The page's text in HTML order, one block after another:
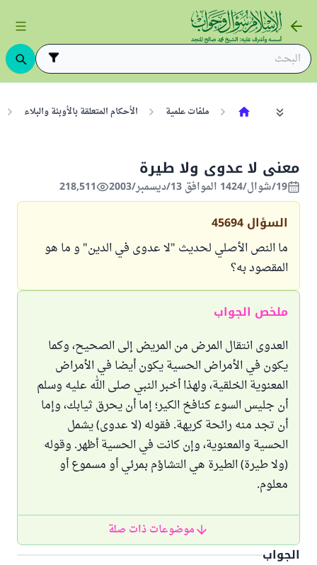
ملفات علمية الأحكام المتعلقة بالأوبئة والبلاء
معنى لا عدوى ولا طيرة
19/شوال/1424 الموافق 13/ديسمبر/2003 218,511
السؤال 45694
ما النص الأصلي لحديث "لا عدوى في الدين" و ما هو
المقصود به؟
ملخص الجواب
العدوى انتقال المرض من المريض إلى الصحيح، وكما
يكون في الأمراض الحسية يكون أيضا في الأمراض
المعنوية الخلقية، ولهذا أخبر النبي صلى الله عليه وسلم
أن جليس السوء كنافخ الكير؛ إما أن يحرق ثيابك، وإما
أن تجد منه رائحة كريهة. فقوله (لا عدوى) يشمل
الحسية والمعنوية، وإن كانت في الحسية أظهر. وقوله
(ولا طيرة) الطيرة هي التشاؤم بمرئي أو مسموع أو
معلوم.
موضوعات ذات صلة
الجواب